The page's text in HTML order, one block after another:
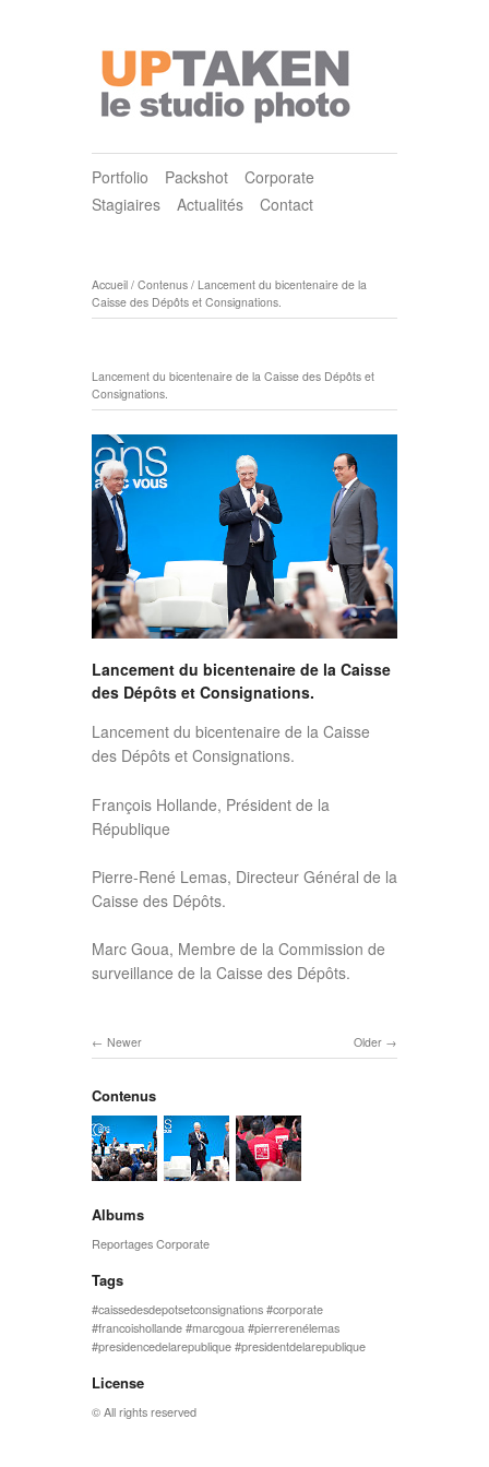
Portfolio Packshot
Corporate
Stagiaires
Actualités Contact
Accueil / Contenus / Lancement du bicentenaire de la
Caisse des Dépôts et Consignations.
Lancement du bicentenaire de la Caisse des Dépôts et
Consignations.
Lancement du bicentenaire de la Caisse
des Dépôts et Consignations.
Lancement du bicentenaire de la Caisse
des Dépôts et Consignations.
François Hollande, Président de la
République
Pierre-René Lemas, Directeur Général de la
Caisse des Dépôts.
Marc Goua, Membre de la Commission de
surveillance de la Caisse des Dépôts.
Older
Newer
Contenus
Albums
Reportages Corporate
Tags
caissedesdepotsetconsignations corporate
francoishollande marcgoua pierrerenélemas
presidencedelarepublique presidentdelarepublique
License
© All rights reserved